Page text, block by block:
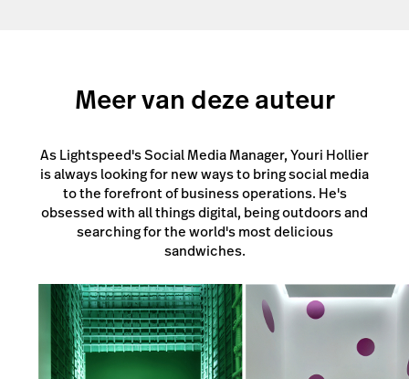
Meer van deze auteur
As Lightspeed's Social Media Manager, Youri Hollier
is always looking for new ways to bring social media
to the forefront of business operations. He's
obsessed with all things digital, being outdoors and
searching for the world's most delicious
sandwiches.